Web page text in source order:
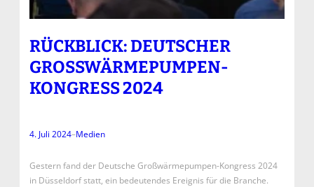
RÜCKBLICK: DEUTSCHER
GROSSWÄRMEPUMPEN-K
ONGRESS 2024
4. Juli 2024–Medien
Gestern fand der Deutsche Großwärmepumpen-Kongress 2024
in Düsseldorf statt, ein bedeutendes Ereignis für die Branche.